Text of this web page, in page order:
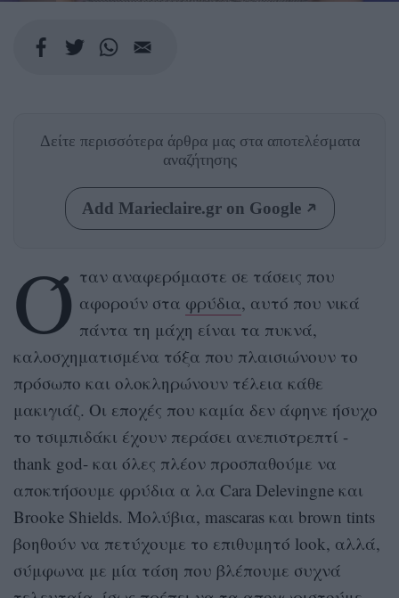
Δείτε περισσότερα άρθρα μας στα αποτελέσματα
αναζήτησης
Add Marieclaire.gr on Google
Ό ταν αναφερόμαστε σε τάσεις που
αφορούν στα φρύδια, αυτό που νικά
πάντα τη μάχη είναι τα πυκνά,
καλοσχηματισμένα τόξα που πλαισιώνουν το
πρόσωπο και ολοκληρώνουν τέλεια κάθε
μακιγιάζ. Οι εποχές που καμία δεν άφηνε ήσυχο
το τσιμπιδάκι έχουν περάσει ανεπιστρεπτί -
thank god- και όλες πλέον προσπαθούμε να
αποκτήσουμε φρύδια α λα Cara Delevingne και
Brooke Shields. Μολύβια, mascaras και brown tints
βοηθούν να πετύχουμε το επιθυμητό look, αλλά,
σύμφωνα με μία τάση που βλέπουμε συχνά